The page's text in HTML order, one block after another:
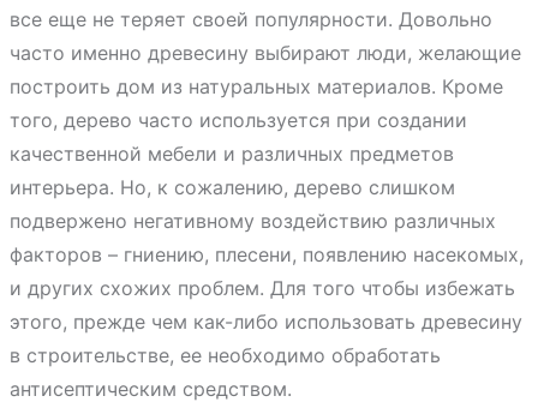
все еще не теряет своей популярности. Довольно
часто именно древесину выбирают люди, желающие
построить дом из натуральных материалов. Кроме
того, дерево часто используется при создании
качественной мебели и различных предметов
интерьера. Но, к сожалению, дерево слишком
подвержено негативному воздействию различных
факторов – гниению, плесени, появлению насекомых,
и других схожих проблем. Для того чтобы избежать
этого, прежде чем как-либо использовать древесину
в строительстве, ее необходимо обработать
антисептическим средством.